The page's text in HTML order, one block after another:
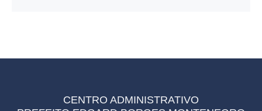
CENTRO ADMINISTRATIVO